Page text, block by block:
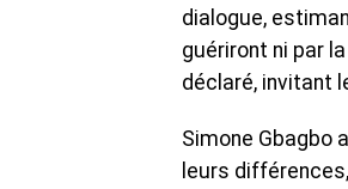
dialogue,
guériront ni par
déclaré, invitant
‎Simone Gbagbo
leurs